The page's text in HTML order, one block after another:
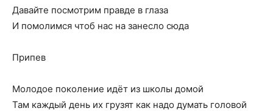
Давайте посмотрим правде в глаза
И помолимся чтоб нас на занесло сюда
Припев
Молодое поколение идёт из школы домой
Там каждый день их грузят как надо думать головой